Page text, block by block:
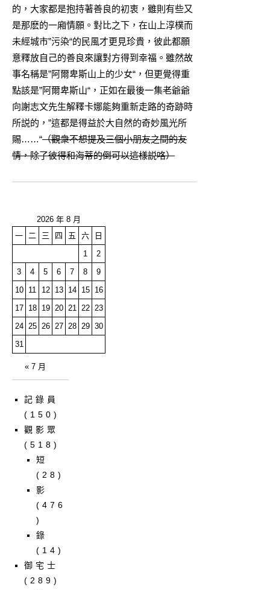
的，大家都是抱持著善良的初衷，雖則有些又
是那麽的一廂情願。對比之下，在山上淳樸而
未經城市”污染“的民風才更見珍貴，彼此都願
意釋放自己的善良來讓對方得到幸福。雖然故
事名稱是”阿爾卑斯山上的少女“，但更覺得重
點該是”阿爾卑斯山“，正如在最後一集老爺爺
向謝志文先生解釋卡娜能夠重新走路的奇跡時
所説的，”這都是得益於大自然的奇妙風光所
賜……“（觀衆不想提及三個小朋友之間的友
情，除了彼得和海蒂的倒可以這樣説咯）
2026 年 8 月
一 二 三 四 五 六
日
1
2
3
4 5 6 7 8
9
10
11 12 13 14 15
16
17
18 19 20 21 22 23
24 25 26 27 28 29 30
31
« 7 月
記錄員
(150)
觀影眾
(518)
短
(28)
影
(476
)
錄
(14)
御宅士
(289)